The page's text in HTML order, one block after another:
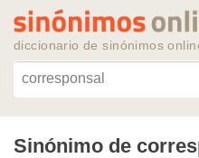
diccionario de sinónimos
Sinónimo de